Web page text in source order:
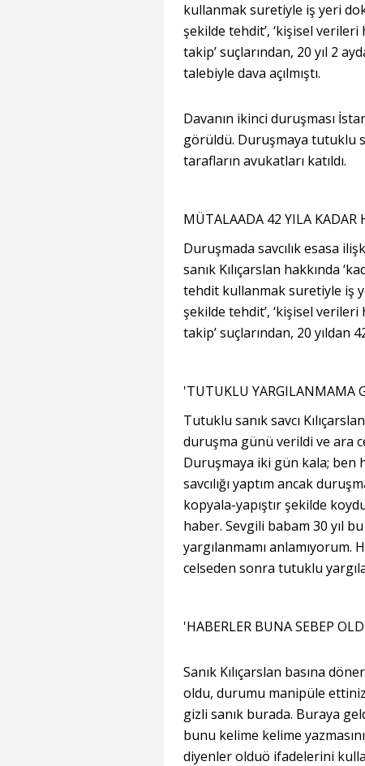
kullanmak suretiyle iş yeri
şekilde tehdit’, ‘kişisel verileri
takip’ suçlarından, 20 yıl 2
talebiyle dava açılmıştı.
Davanın ikinci duruşması
görüldü. Duruşmaya tutuklu
tarafların avukatları katıldı.
MÜTALAADA 42 YILA KADAR
Duruşmada savcılık esasa
sanık Kılıçarslan hakkında
tehdit kullanmak suretiyle iş
şekilde tehdit’, ‘kişisel verileri
takip’ suçlarından, 20 yıldan
'TUTUKLU YARGILANMAMA
Tutuklu sanık savcı
duruşma günü verildi ve ara
Duruşmaya iki gün kala; ben
savcılığı yaptım ancak
kopyala-yapıştır şekilde
haber. Sevgili babam 30 yıl
yargılanmamı
celseden sonra tutuklu
'HABERLER BUNA SEBEP
Sanık Kılıçarslan basına
oldu, durumu manipüle
gizli sanık burada. Buraya
bunu kelime kelime
diyenler olduö ifadelerini